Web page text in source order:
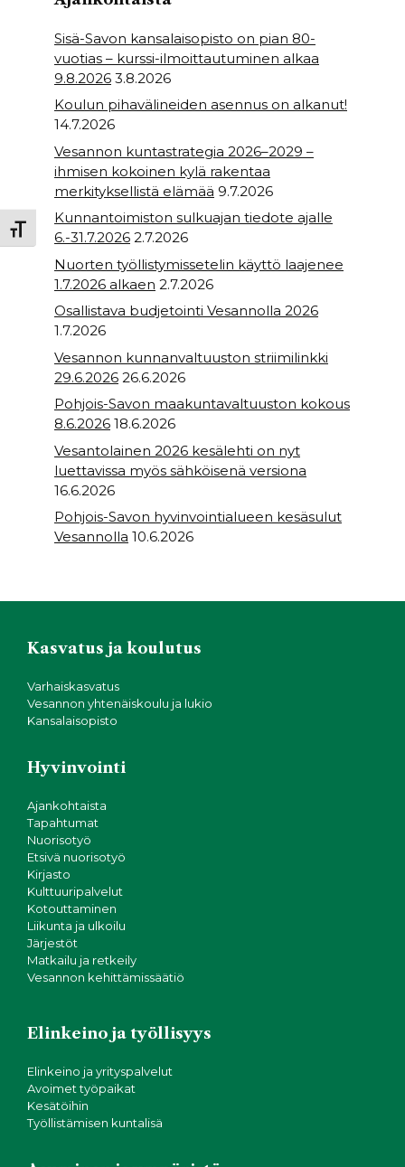
Toggle Font size
k
Sisä-Savon kansalaisopisto on pian 80-
vuotias – kurssi-ilmoittautuminen alkaa
9.8.2026 3.8.2026
Koulun pihavälineiden asennus on alkanut!
14.7.2026
Vesannon kuntastrategia 2026–2029 –
ihmisen kokoinen kylä rakentaa
merkityksellistä elämää 9.7.2026
Kunnantoimiston sulkuajan tiedote ajalle
6.-31.7.2026 2.7.2026
Nuorten työllistymissetelin käyttö laajenee
1.7.2026 alkaen 2.7.2026
Osallistava budjetointi Vesannolla 2026
1.7.2026
Vesannon kunnanvaltuuston striimilinkki
29.6.2026 26.6.2026
Pohjois-Savon maakuntavaltuuston kokous
8.6.2026 18.6.2026
Vesantolainen 2026 kesälehti on nyt
luettavissa myös sähköisenä versiona
16.6.2026
Pohjois-Savon hyvinvointialueen kesäsulut
Vesannolla 10.6.2026
Kasvatus ja koulutus
Varhaiskasvatus
Vesannon yhtenäiskoulu ja lukio
Kansalaisopisto
Hyvinvointi
Ajankohtaista
Tapahtumat
Nuorisotyö
Etsivä nuorisotyö
Kirjasto
Kulttuuripalvelut
Kotouttaminen
Liikunta ja ulkoilu
Järjestöt
Matkailu ja retkeily
Vesannon kehittämissäätiö
Elinkeino ja työllisyys
Elinkeino ja yrityspalvelut
Avoimet työpaikat
Kesätöihin
Työllistämisen kuntalisä